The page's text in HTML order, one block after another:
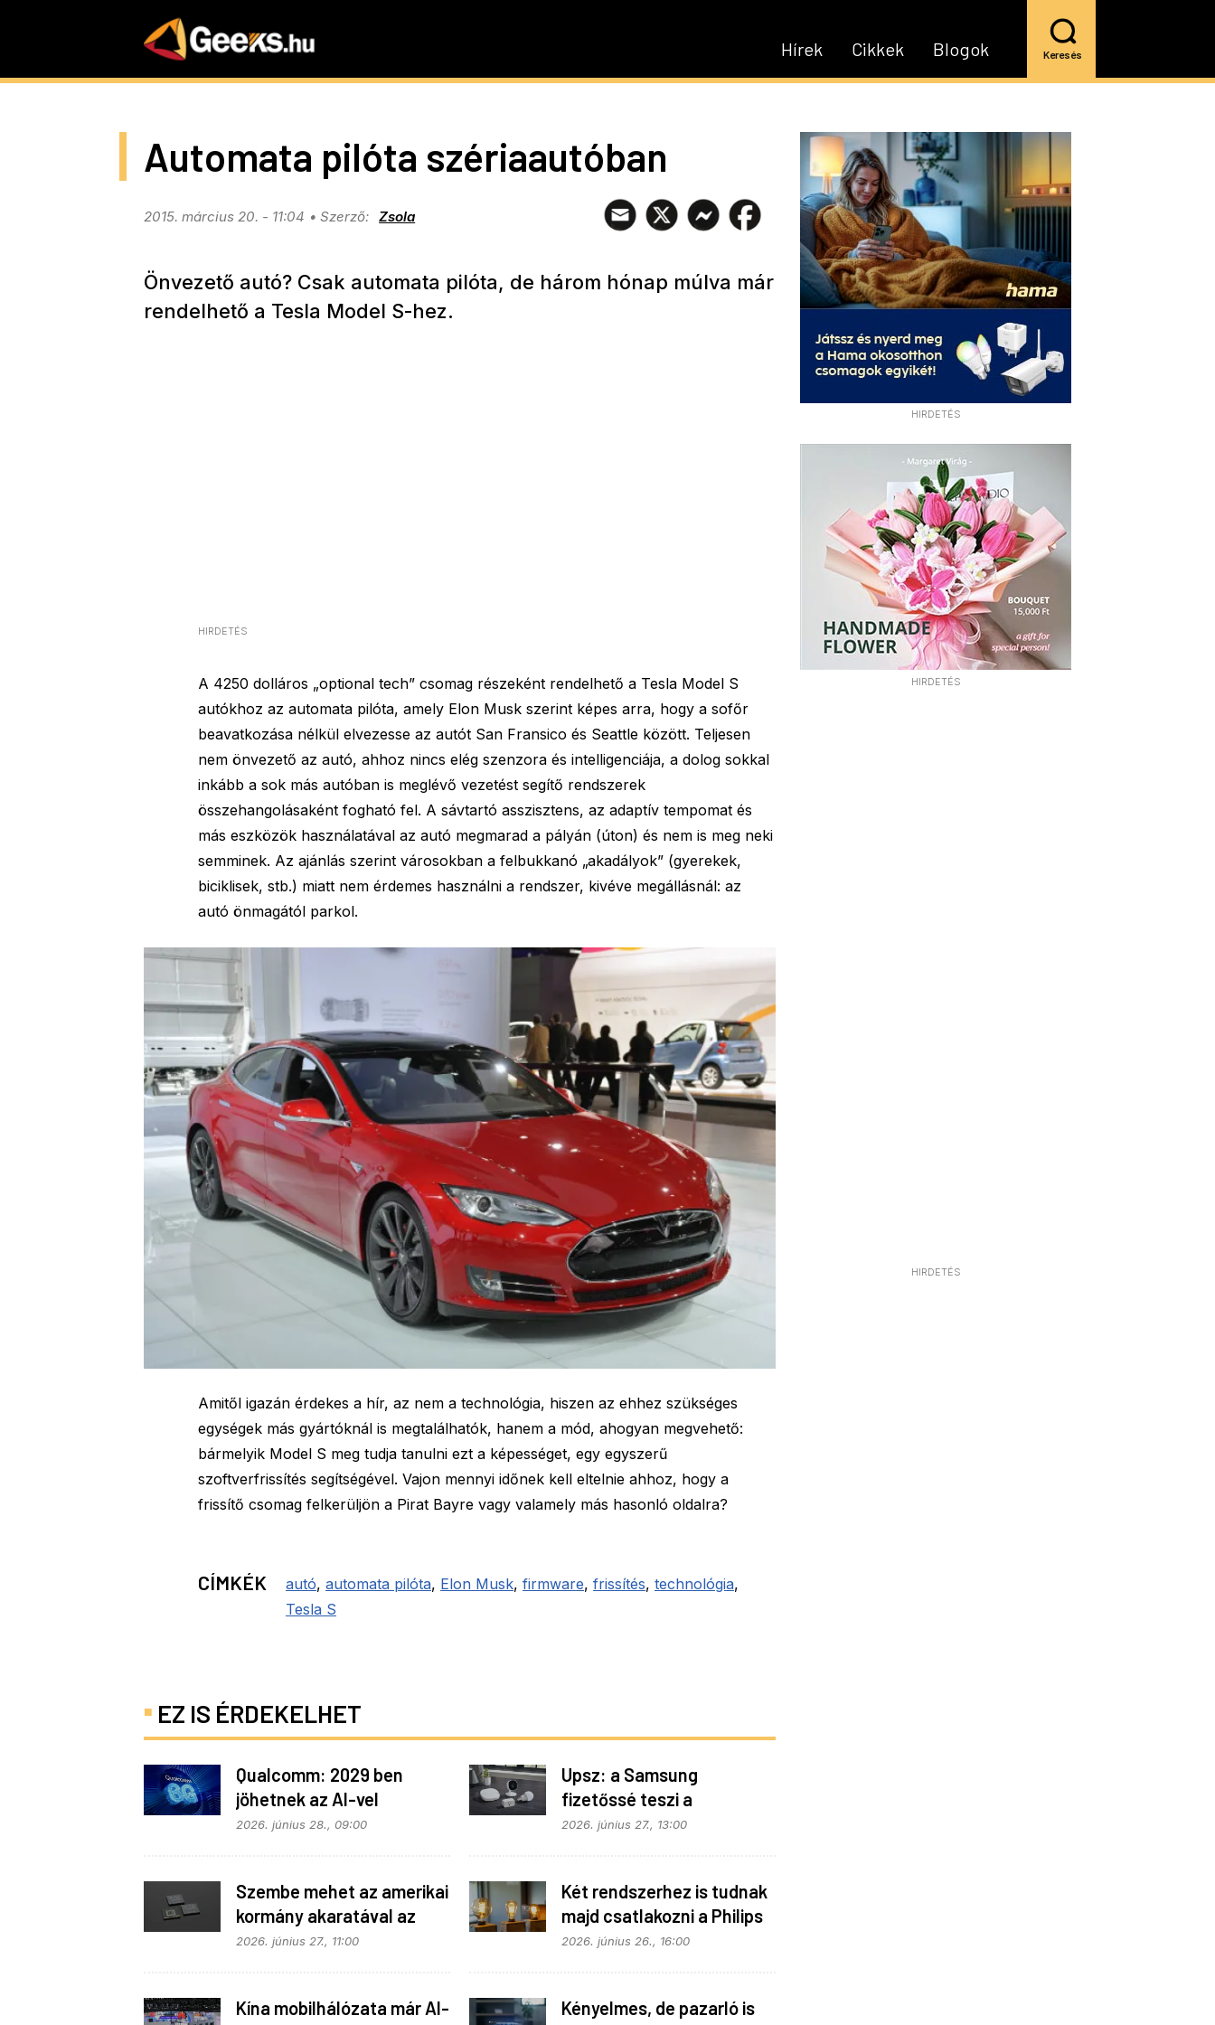
Blogok
Cikkek
Hírek Keresés
HIRDETÉS
HIRDETÉS
HIRDETÉS
Automata pilóta szériaautóban
2015. március 20. - 11:04 Zsola
Önvezető autó? Csak automata pilóta, de három hónap múlva már
rendelhető a Tesla Model S-hez.
HIRDETÉS
A 4250 dolláros „optional tech” csomag részeként rendelhető a Tesla Model S
autókhoz az automata pilóta, amely Elon Musk szerint képes arra, hogy a sofőr
beavatkozása nélkül elvezesse az autót San Fransico és Seattle között. Teljesen
nem önvezető az autó, ahhoz nincs elég szenzora és intelligenciája, a dolog sokkal
inkább a sok más autóban is meglévő vezetést segítő rendszerek
összehangolásaként fogható fel. A sávtartó asszisztens, az adaptív tempomat és
más eszközök használatával az autó megmarad a pályán (úton) és nem is meg neki
semminek. Az ajánlás szerint városokban a felbukkanó „akadályok” (gyerekek,
biciklisek, stb.) miatt nem érdemes használni a rendszer, kivéve megállásnál: az
autó önmagától parkol.
Amitől igazán érdekes a hír, az nem a technológia, hiszen az ehhez szükséges
egységek más gyártóknál is megtalálhatók, hanem a mód, ahogyan megvehető:
bármelyik Model S meg tudja tanulni ezt a képességet, egy egyszerű
szoftverfrissítés segítségével. Vajon mennyi időnek kell eltelnie ahhoz, hogy a
frissítő csomag felkerüljön a Pirat Bayre vagy valamely más hasonló oldalra?
CÍMKÉK autó, automata pilóta, Elon Musk, firmware, frissítés, technológia,
Tesla S
EZ IS ÉRDEKELHET
Qualcomm: 2029 ben
jöhetnek az AI-vel
telepakolt 6G-s telefonok
2026. június 28., 09:00
Upsz: a Samsung
fizetőssé teszi a
SmartThings API
2026. június 27., 13:00
Szembe mehet az amerikai
kormány akaratával az
Apple
2026. június 27., 11:00
Két rendszerhez is tudnak
majd csatlakozni a Philips
Hue égők
2026. június 26., 16:00
Kína mobilhálózata már AI-
Kényelmes, de pazarló is